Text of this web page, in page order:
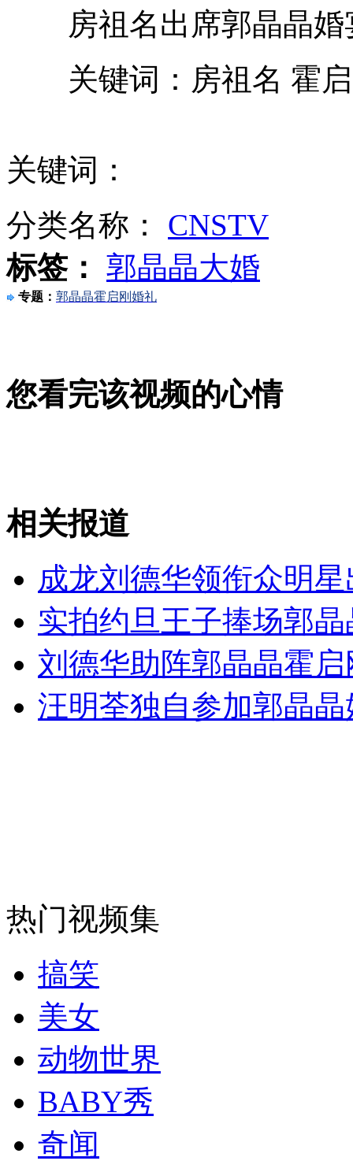
山西运城恶犬咬伤多人 警民合力深夜将其击毙
女孩北京地铁殴打老人 痛下狠手拳打脚踢
无痛分娩是否安全 医生回应
外交部：有关国家言论片面不公正
走！跟着总书记去植树
消防员救轻生者 花炮节热闹非凡 减压"枕头大战"
纽约上演“枕头大战”
房祖名出席郭晶晶婚
关键词：房祖名 霍启
关键词：
分类名称： CNSTV
标签： 郭晶晶大婚
专题： 郭晶晶霍启刚婚礼
您看完该视频的心情
相关报道
成龙刘德华领衔众明
实拍约旦王子捧场郭
刘德华助阵郭晶晶霍
汪明荃独自参加郭晶晶
热门视频集
搞笑
美女
动物世界
BABY秀
奇闻